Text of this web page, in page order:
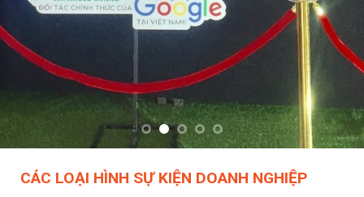
CÁC LOẠI HÌNH SỰ KIỆN DOANH NGHIỆP